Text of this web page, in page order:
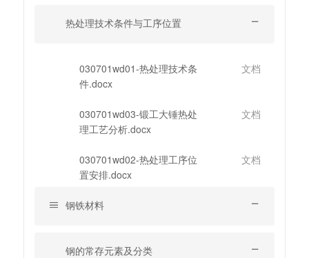
热处理技术条件与工序位置
030701wd01-热处理技术条
件.docx
文档
030701wd03-锻工大锤热处
理工艺分析.docx
文档
030701wd02-热处理工序位
置安排.docx
文档
钢铁材料
钢的常存元素及分类